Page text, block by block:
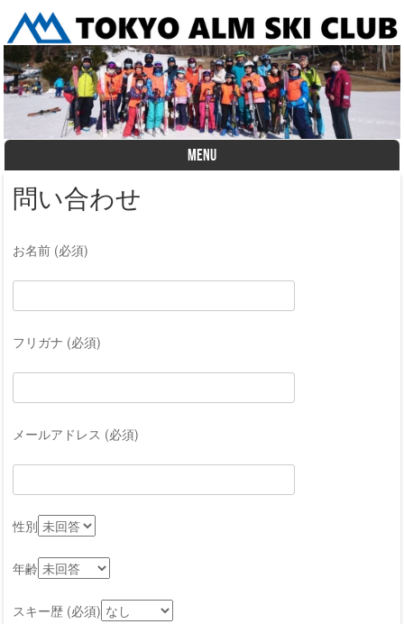
MENU
Skip to content
問い合わせ
お名前 (必須)
フリガナ (必須)
メールアドレス (必須)
性別
年齢
スキー歴 (必須)